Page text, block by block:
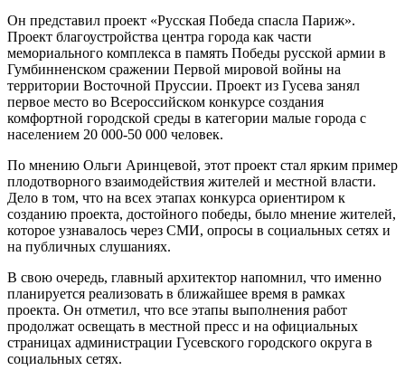
Он представил проект «Русская Победа спасла Париж».
Проект благоустройства центра города как части
мемориального комплекса в память Победы русской армии в
Гумбинненском сражении Первой мировой войны на
территории Восточной Пруссии. Проект из Гусева занял
первое место во Всероссийском конкурсе создания
комфортной городской среды в категории малые города с
населением 20 000-50 000 человек.
По мнению Ольги Аринцевой, этот проект стал ярким пример
плодотворного взаимодействия жителей и местной власти.
Дело в том, что на всех этапах конкурса ориентиром к
созданию проекта, достойного победы, было мнение жителей,
которое узнавалось через СМИ, опросы в социальных сетях и
на публичных слушаниях.
В свою очередь, главный архитектор напомнил, что именно
планируется реализовать в ближайшее время в рамках
проекта. Он отметил, что все этапы выполнения работ
продолжат освещать в местной пресс и на официальных
страницах администрации Гусевского городского округа в
социальных сетях.